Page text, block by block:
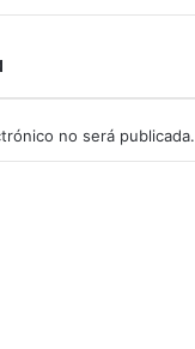
no será publicada.